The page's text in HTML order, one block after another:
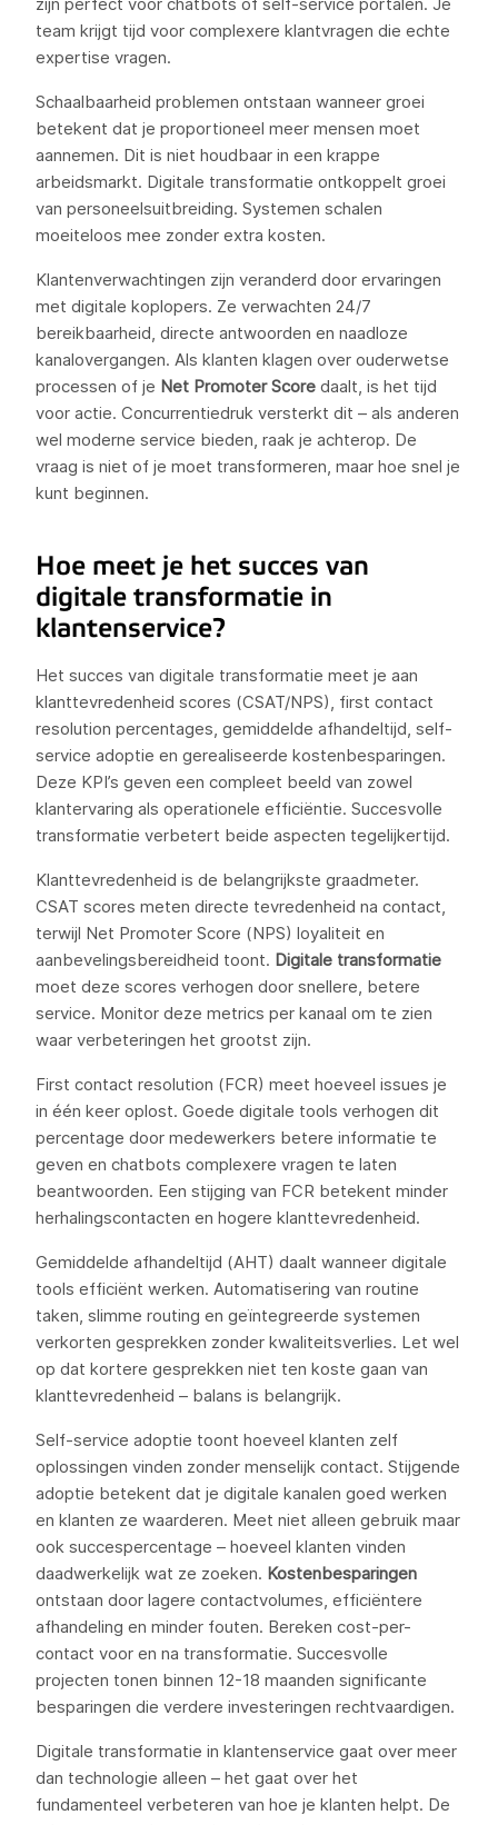
team krijgt tijd voor complexere klantvragen die echte
expertise vragen.
Schaalbaarheid problemen ontstaan wanneer groei
betekent dat je proportioneel meer mensen moet
aannemen. Dit is niet houdbaar in een krappe
arbeidsmarkt. Digitale transformatie ontkoppelt groei
van personeelsuitbreiding. Systemen schalen
moeiteloos mee zonder extra kosten.
Klantenverwachtingen zijn veranderd door ervaringen
met digitale koplopers. Ze verwachten 24/7
bereikbaarheid, directe antwoorden en naadloze
kanalovergangen. Als klanten klagen over ouderwetse
processen of je Net Promoter Score daalt, is het tijd
voor actie. Concurrentiedruk versterkt dit – als anderen
wel moderne service bieden, raak je achterop. De
vraag is niet of je moet transformeren, maar hoe snel je
kunt beginnen.
Hoe meet je het succes van
digitale transformatie in
klantenservice?
Het succes van digitale transformatie meet je aan
klanttevredenheid scores (CSAT/NPS), first contact
resolution percentages, gemiddelde afhandeltijd, self-
service adoptie en gerealiseerde kostenbesparingen.
Deze KPI’s geven een compleet beeld van zowel
klantervaring als operationele efficiëntie. Succesvolle
transformatie verbetert beide aspecten tegelijkertijd.
Klanttevredenheid is de belangrijkste graadmeter.
CSAT scores meten directe tevredenheid na contact,
terwijl Net Promoter Score (NPS) loyaliteit en
aanbevelingsbereidheid toont. Digitale transformatie
moet deze scores verhogen door snellere, betere
service. Monitor deze metrics per kanaal om te zien
waar verbeteringen het grootst zijn.
First contact resolution (FCR) meet hoeveel issues je
in één keer oplost. Goede digitale tools verhogen dit
percentage door medewerkers betere informatie te
geven en chatbots complexere vragen te laten
beantwoorden. Een stijging van FCR betekent minder
herhalingscontacten en hogere klanttevredenheid.
Gemiddelde afhandeltijd (AHT) daalt wanneer digitale
tools efficiënt werken. Automatisering van routine
taken, slimme routing en geïntegreerde systemen
verkorten gesprekken zonder kwaliteitsverlies. Let wel
op dat kortere gesprekken niet ten koste gaan van
klanttevredenheid – balans is belangrijk.
Self-service adoptie toont hoeveel klanten zelf
oplossingen vinden zonder menselijk contact. Stijgende
adoptie betekent dat je digitale kanalen goed werken
en klanten ze waarderen. Meet niet alleen gebruik maar
ook succespercentage – hoeveel klanten vinden
daadwerkelijk wat ze zoeken. Kostenbesparingen
ontstaan door lagere contactvolumes, efficiëntere
afhandeling en minder fouten. Bereken cost-per-
contact voor en na transformatie. Succesvolle
projecten tonen binnen 12-18 maanden significante
besparingen die verdere investeringen rechtvaardigen.
Digitale transformatie in klantenservice gaat over meer
dan technologie alleen – het gaat over het
fundamenteel verbeteren van hoe je klanten helpt. De